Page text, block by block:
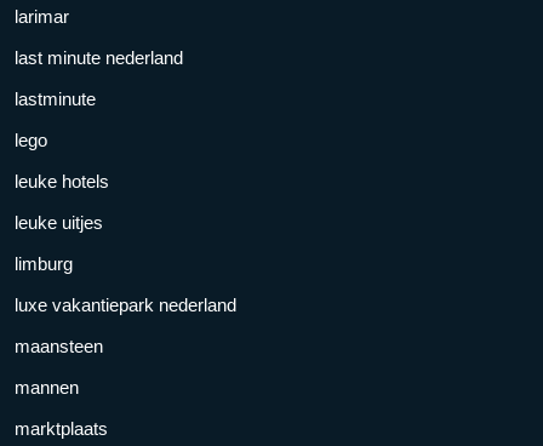
larimar
last minute nederland
lastminute
lego
leuke hotels
leuke uitjes
limburg
luxe vakantiepark nederland
maansteen
mannen
marktplaats